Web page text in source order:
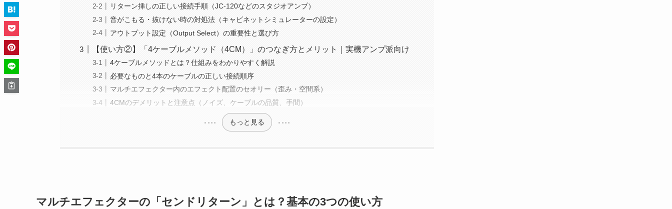
リターン挿しの正しい接続手順（JC-120などのスタジオアンプ）
音がこもる・抜けない時の対処法（キャビネットシミュレーターの設定）
アウトプット設定（Output Select）の重要性と選び方
【使い方②】「4ケーブルメソッド（4CM）」のつなぎ方とメリット｜実機アンプ派向け
4ケーブルメソッドとは？仕組みをわかりやすく解説
必要なものと4本のケーブルの正しい接続順序
マルチエフェクター内のエフェクト配置のセオリー（歪み・空間系）
4CMのデメリットと注意点（ノイズ、ケーブルの品質、手間）
もっと見る
マルチエフェクターの「センドリターン」とは？基本の3つの使い方